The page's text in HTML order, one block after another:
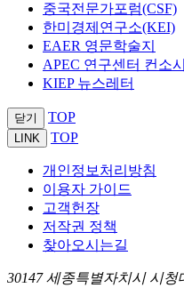
중국전문가포럼(CSF)
한미경제연구소(KEI)
EAER 영문학술지
APEC 연구센터 컨소
KIEP 뉴스레터
닫기 TOP
LINK TOP
개인정보처리방침
이용자 가이드
고객헌장
저작권 정책
찾아오시는길
30147 세종특별자치시 시